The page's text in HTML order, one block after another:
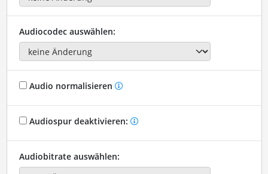
Audiocodec auswählen:
Audio normalisieren
Audiospur deaktivieren:
Audiobitrate auswählen: